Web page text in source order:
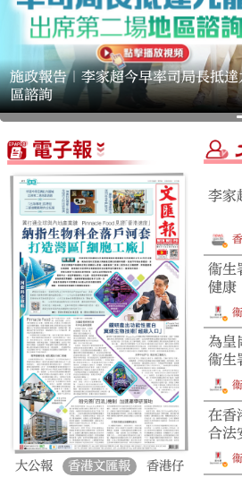
大公文匯
陳茂波預告下半年辦逾百場盛事活
大公報 香港文匯報 香港仔
李家
衞生
健康
為皇
衞生
檢
設施
在香
合法